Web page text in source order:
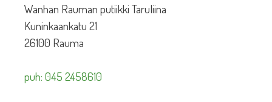
Wanhan Rauman putiikki Taruliina
Kuninkaankatu 21
26100 Rauma
puh: 045 2458610